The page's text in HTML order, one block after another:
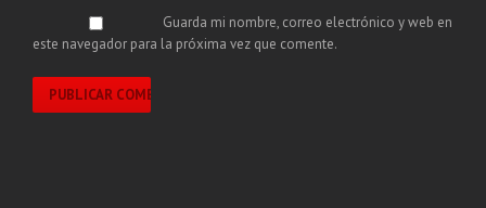
Guarda mi nombre, correo electrónico y web en
este navegador para la próxima vez que comente.